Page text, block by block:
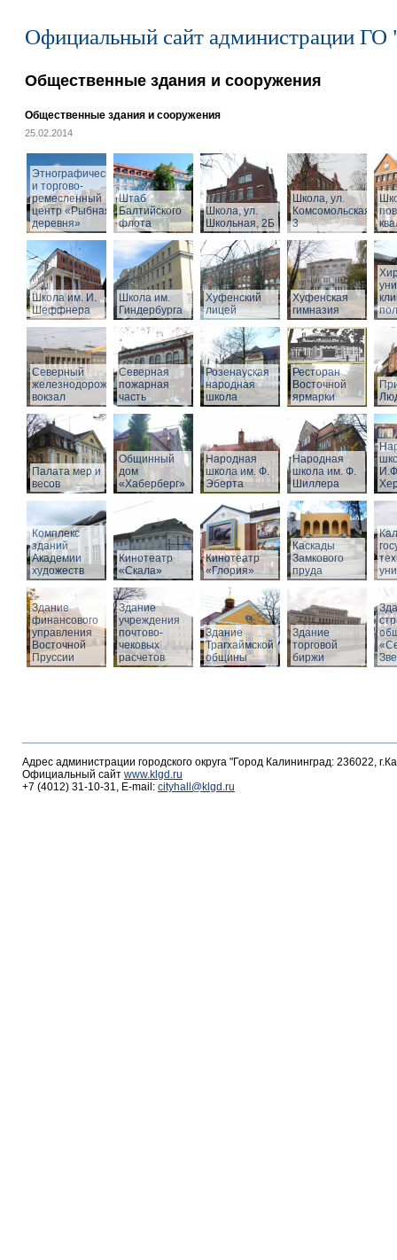
Официальный сайт администрации ГО
Общественные здания и сооружения
Общественные здания и сооружения
25.02.2014
Этнографический
и торгово-
ремесленный
центр «Рыбная
деревня»
Штаб
Балтийского
флота
Школа, ул.
Школьная, 2Б
Школа, ул.
Комсомольская,
3
Школа им. И.
Шеффнера
Школа им.
Гиндербурга
Хуфенский
лицей
Хуфенская
гимназия
Северный
железнодорожный
вокзал
Северная
пожарная
часть
Розенауская
народная
школа
Ресторан
Восточной
ярмарки
Палата мер и
весов
Общинный
дом
«Хаберберг»
Народная
школа им. Ф.
Эберта
Народная
школа им. Ф.
Шиллера
Комплекс
зданий
Академии
художеств
Кинотеатр
«Скала»
Кинотеатр
«Глория»
Каскады
Замкового
пруда
Здание
финансового
управления
Восточной
Пруссии
Здание
учреждения
почтово-
чековых
расчетов
Здание
Трагхаймской
общины
Здание
торговой
биржи
Адрес администрации городского округа "Город Калининград: 236022,
Официальный сайт www.klgd.ru
+7 (4012) 31-10-31, E-mail: cityhall@klgd.ru